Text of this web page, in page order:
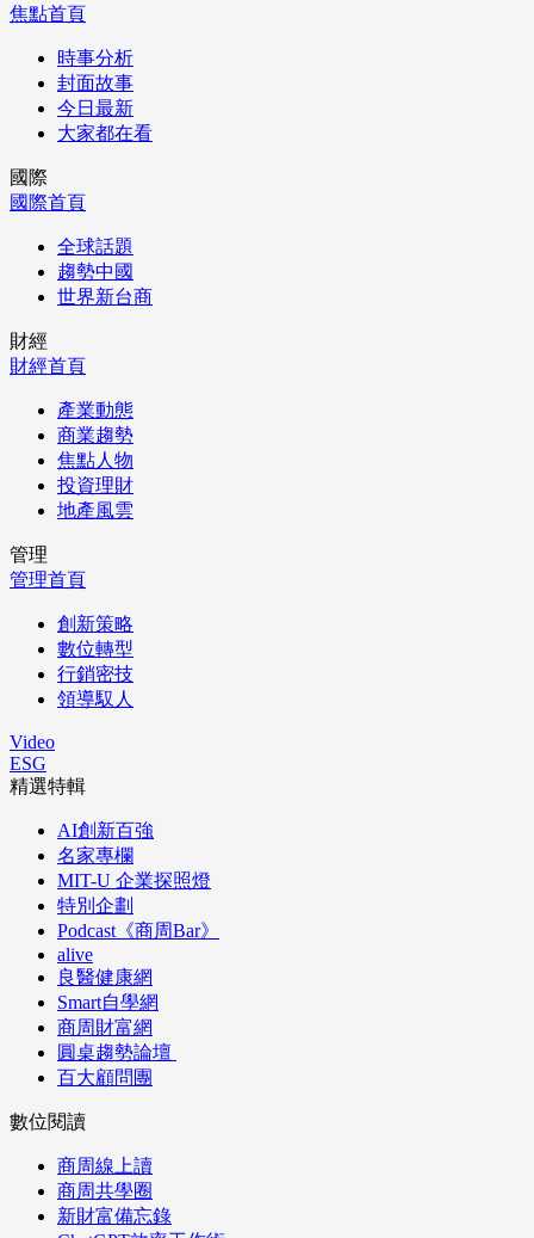
焦點首頁
時事分析
封面故事
今日最新
大家都在看
國際
國際首頁
全球話題
趨勢中國
世界新台商
財經
財經首頁
產業動態
商業趨勢
焦點人物
投資理財
地產風雲
管理
管理首頁
創新策略
數位轉型
行銷密技
領導馭人
Video
ESG
精選特輯
AI創新百強
名家專欄
MIT-U 企業探照燈
特別企劃
Podcast《商周Bar》
alive
良醫健康網
Smart自學網
商周財富網
圓桌趨勢論壇
百大顧問團
數位閱讀
商周線上讀
商周共學圈
新財富備忘錄